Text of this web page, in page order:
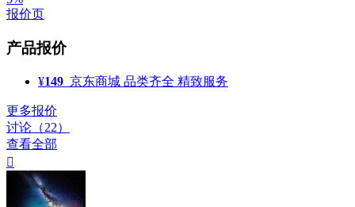
报价页
产品报价
¥149 京东商城 品类齐全 精致服务
更多报价
讨论（22）
查看全部
